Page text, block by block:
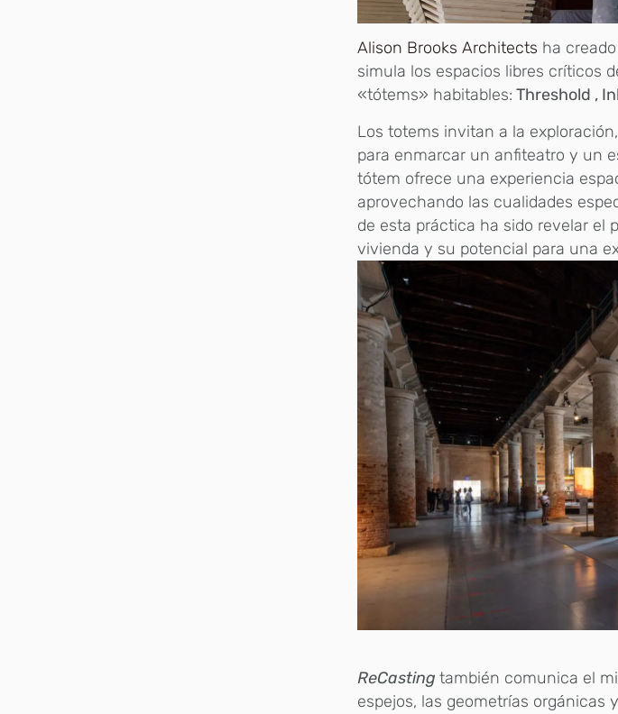
Alison Brooks Architects ha
simula los espacios libres críticos
«tótems» habitables: Threshold ,
Los totems invitan a la
para enmarcar un anfiteatro y un
tótem ofrece una experiencia
aprovechando las cualidades
de esta práctica ha sido revelar el
vivienda y su potencial para una
ReCasting también comunica el
espejos, las geometrías orgánicas